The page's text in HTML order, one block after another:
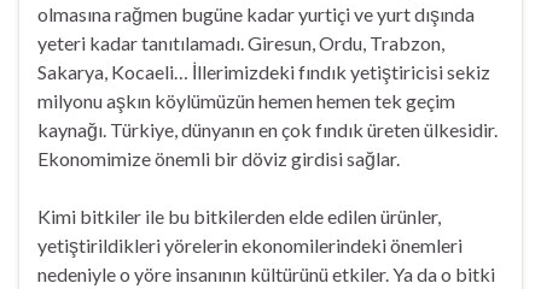
olmasına rağmen bugüne kadar yurtiçi ve yurt dışında
yeteri kadar tanıtılamadı. Giresun, Ordu, Trabzon,
Sakarya, Kocaeli… İllerimizdeki fındık yetiştiricisi sekiz
milyonu aşkın köylümüzün hemen hemen tek geçim
kaynağı. Türkiye, dünyanın en çok fındık üreten ülkesidir.
Ekonomimize önemli bir döviz girdisi sağlar.
Kimi bitkiler ile bu bitkilerden elde edilen ürünler,
yetiştirildikleri yörelerin ekonomilerindeki önemleri
nedeniyle o yöre insanının kültürünü etkiler. Ya da o bitki